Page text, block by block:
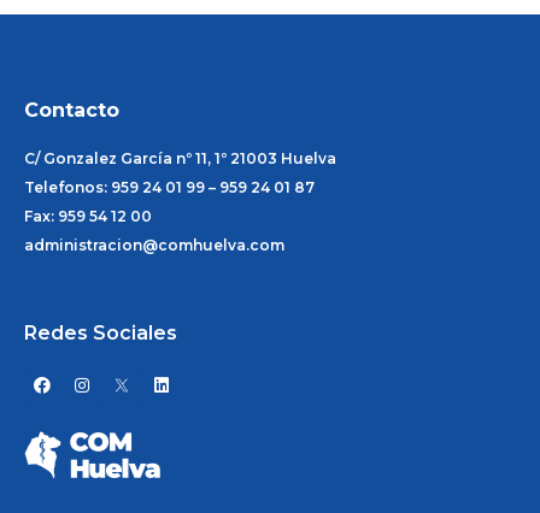
Contacto
C/ Gonzalez García nº 11, 1º 21003 Huelva
Telefonos: 959 24 01 99 – 959 24 01 87
Fax: 959 54 12 00
administracion@comhuelva.com
Redes Sociales
F
a
e
b
o
o
I
n
a
g
r
L
i
i